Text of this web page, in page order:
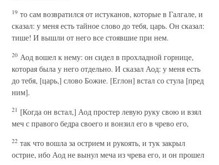
19 то сам возвратился от истуканов, которые в Галгале, и
сказал: у меня есть тайное слово до тебя, царь. Он сказал:
тише! И вышли от него все стоявшие при нем.
20 Аод вошел к нему: он сидел в прохладной горнице,
которая была у него отдельно. И сказал Аод: у меня есть
до тебя, [царь,] слово Божие. [Еглон] встал со стула [пред
ним].
21 [Когда он встал,] Аод простер левую руку свою и взял
меч с правого бедра своего и вонзил его в чрево его,
22 так что вошла за острием и рукоять, и тук закрыл
острие, ибо Аод не вынул меча из чрева его, и он прошел